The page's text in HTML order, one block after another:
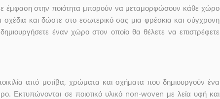
έμφαση στην ποιότητα μπορούν να μεταμορφώσουν κάθε χώρο
και δώστε στο εσωτερικό σας μια φρέσκια και σύγχρονη
έναν χώρο στον οποίο θα θέλετε να επιστρέφετε
από μοτίβα, χρώματα και σχήματα που δημιουργούν ένα
Εκτυπώνονται σε ποιοτικό υλικό non-woven με λεία υφή και